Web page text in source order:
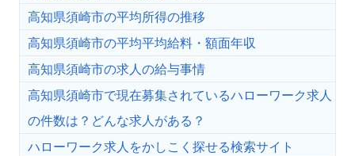
高知県須崎市の平均所得の推移
高知県須崎市の平均平均給料・額面年収
高知県須崎市の求人の給与事情
高知県須崎市で現在募集されているハローワーク求人
の件数は？どんな求人がある？
ハローワーク求人をかしこく探せる検索サイト